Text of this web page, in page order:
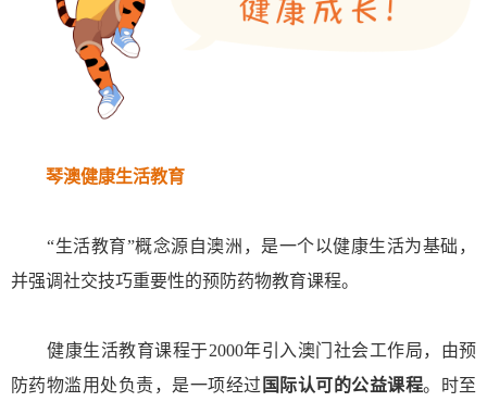
琴澳健康生活教育
“生活教育”概念源自澳洲，是一个以健康生活为基础，
并强调社交技巧重要性的预防药物教育课程。
健康生活教育课程于2000年引入澳门社会工作局，由预
防药物滥用处负责，是一项经过 国际认可的公益课程。时至